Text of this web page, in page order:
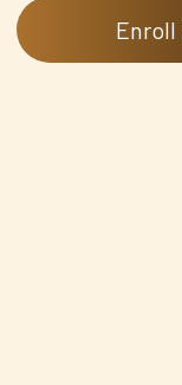
✔️ Step-by-step
✔️ Final look
Enroll